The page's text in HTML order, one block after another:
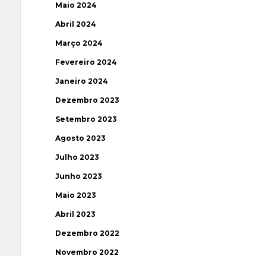
Maio 2024
Abril 2024
Março 2024
Fevereiro 2024
Janeiro 2024
Dezembro 2023
Setembro 2023
Agosto 2023
Julho 2023
Junho 2023
Maio 2023
Abril 2023
Dezembro 2022
Novembro 2022